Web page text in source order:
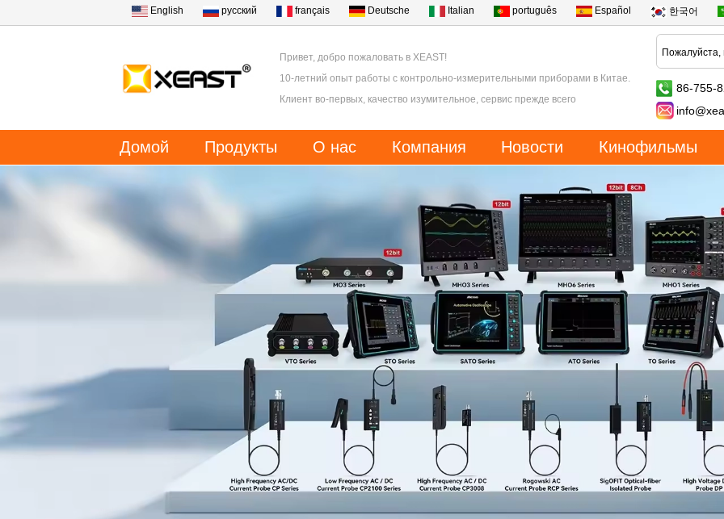
English русский français Deutsche Italian português Español 한국어
Привет, добро пожаловать в XEAST!
10-летний опыт работы с контрольно-измерительными приборами в Китае.
Клиент во-первых, качество изумительное, сервис прежде всего
86-755-
Домой Продукты О нас Компания Новости Кинофильмы